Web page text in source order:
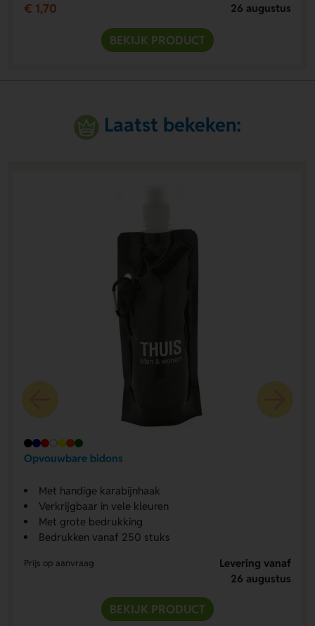
€ 1,70
26 augustus
BEKIJK PRODUCT
Laatst bekeken:
Opvouwbare bidons
Met handige karabijnhaak
Verkrijgbaar in vele kleuren
Met grote bedrukking
Bedrukken vanaf 250 stuks
Prijs op aanvraag
Levering vanaf
26 augustus
BEKIJK PRODUCT